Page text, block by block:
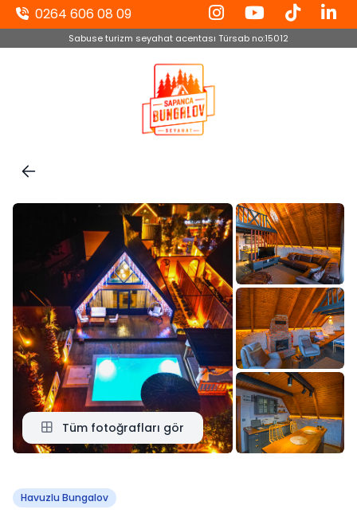
0264 606 08 09
Sabuse turizm seyahat acentası Türsab no:15012
Tüm fotoğrafları gör
Havuzlu Bungalov